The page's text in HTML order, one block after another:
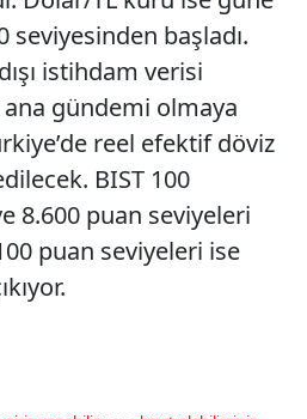
seviyesinden başladı.
istihdam verisi
gündemi olmaya
reel efektif döviz
BIST 100
8.600 puan seviyeleri
puan seviyeleri ise